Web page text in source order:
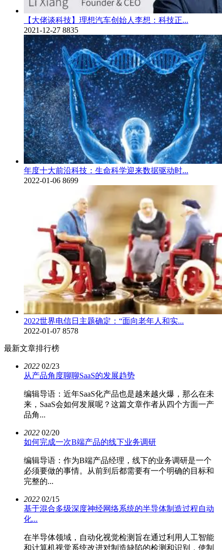
【大佬谈科技】理想汽车创始人李想：科技正...
2021-12-27 8835
年度十大前沿科技：生命科学迎来数据驱动时...
2022-01-06 8699
2022世界电信日主题确定：“面向老年人和实...
2022-01-07 8578
最新文章排行榜
2022 02/23
从产品角度聊聊SaaS的发展趋势
编辑导语：近年SaaS化产品也是越来越火爆，那么在未
来，SaaS会如何发展呢？这篇文章作者从四个方面一产
品角...
2022 02/20
如何完成一次B端产品的线下业务调研
编辑导语：作为B端产品经理，线下的业务调研是一个
必须要做的事情。从前到后都需要有一个明确的目标和
完整的...
2022 02/15
基于混合多级深度神经网络系统的半导体制造过程自动
化...
在半导体领域，自动化视觉检测旨在通过利用人工智能
和计算机视觉系统改进对制造缺陷的检测和识别，使制